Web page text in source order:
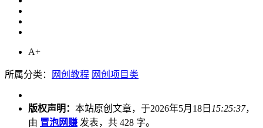
A+
所属分类： 网创教程 网创项目类
版权声明： 本站原创文章，于2026年5月18日 15:25:37，
由 冒泡网赚 发表，共 428 字。